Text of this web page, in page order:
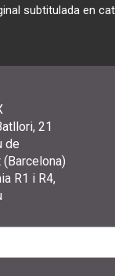
subtitulada en
21
de
R1 i R4,